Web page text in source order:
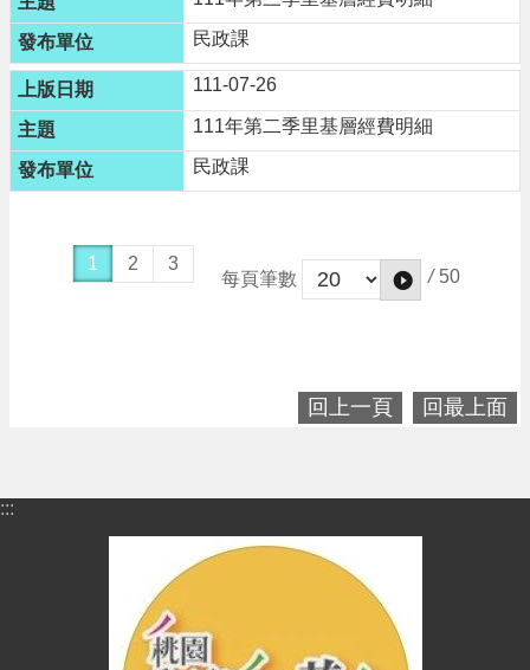
開
放
宣
告
網
站
安
民政課
111-07-26
111年第二季里基層經費明細
民政課
1 2 3
每頁筆數 / 50
回上一頁 回最上面
:::